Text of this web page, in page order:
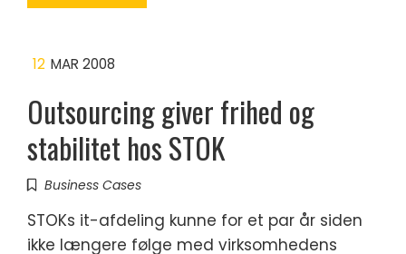
12 MAR 2008
Outsourcing giver frihed og
stabilitet hos STOK
Business Cases
STOKs it-afdeling kunne for et par år siden
ikke længere følge med virksomhedens